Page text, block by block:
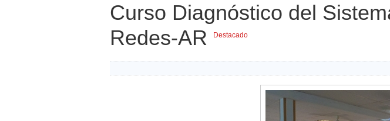
Curso Diagnóstico del
Redes-AR
Destacado